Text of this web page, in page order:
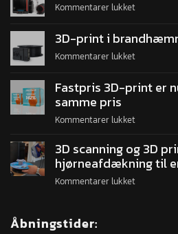
Kommentarer lukket
3D-print i
Kommentarer lukket
Fastpris 3D-print er
samme pris
Kommentarer lukket
3D scanning og 3D
hjørneafdækning til
Kommentarer lukket
Åbningstider: